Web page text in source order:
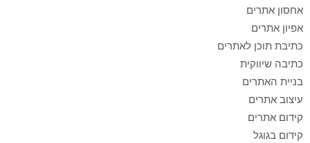
אחסון אתרים
אפיון אתרים
כתיבת תוכן לאתרים
כתיבה שיווקית
בניית האתרים
עיצוב אתרים
קידום אתרים
קידום בגוגל